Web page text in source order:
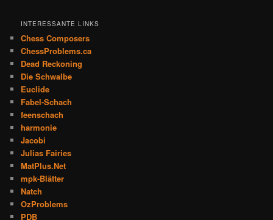
INTERESSANTE LINKS
Chess Composers
ChessProblems.ca
Dead Reckoning
Die Schwalbe
Euclide
Fabel-Schach
feenschach
harmonie
Jacobi
Julias Fairies
MatPlus.Net
mpk-Blätter
Natch
OzProblems
PDB